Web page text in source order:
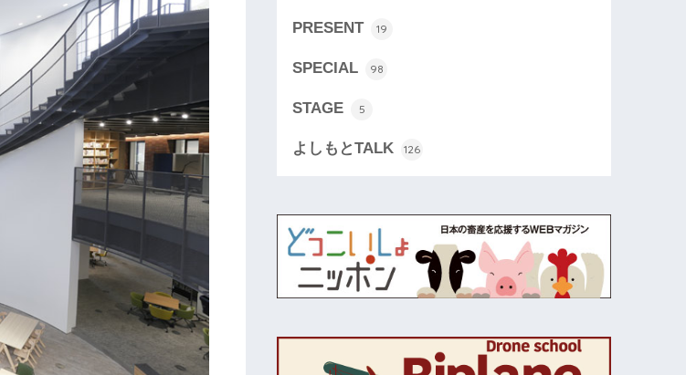
PRESENT 19
SPECIAL 98
STAGE 5
よしもとTALK 126